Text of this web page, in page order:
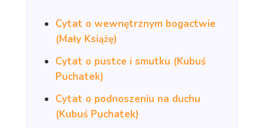
Cytat o wewnętrznym bogactwie
(Mały Książę)
Cytat o pustce i smutku (Kubuś
Puchatek)
Cytat o podnoszeniu na duchu
(Kubuś Puchatek)